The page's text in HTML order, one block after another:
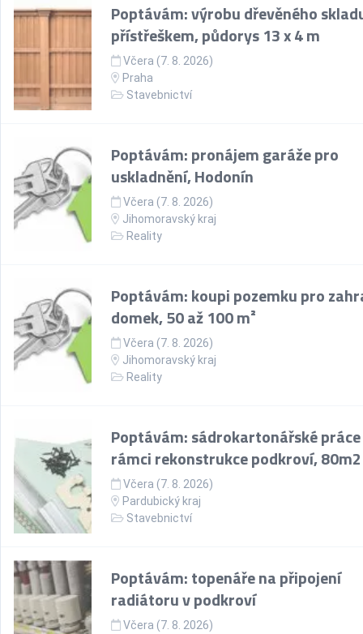
Poptávám: výrobu dřevěného
přístřeškem, půdorys 13 x 4 m
Včera (7. 8. 2026)
Praha
Stavebnictví
Poptávám: pronájem garáže pro
uskladnění, Hodonín
Včera (7. 8. 2026)
Jihomoravský kraj
Reality
Poptávám: koupi pozemku pro
domek, 50 až 100 m²
Včera (7. 8. 2026)
Jihomoravský kraj
Reality
Poptávám: sádrokartonářské
rámci rekonstrukce podkroví, 80m2
Včera (7. 8. 2026)
Pardubický kraj
Stavebnictví
Poptávám: topenáře na připojení
radiátoru v podkroví
Včera (7. 8. 2026)